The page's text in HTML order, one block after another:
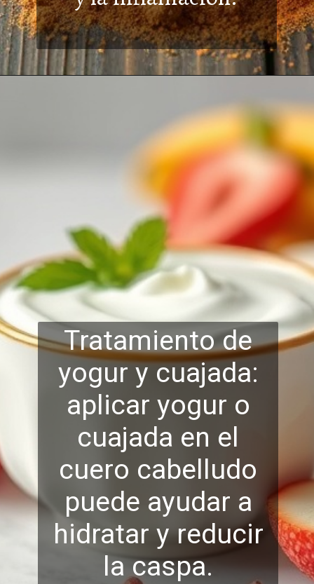
Tratamiento de
yogur y cuajada:
aplicar yogur o
cuajada en el
cuero cabelludo
puede ayudar a
hidratar y reducir
la caspa.